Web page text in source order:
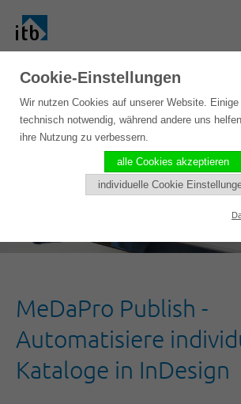
MeDaPro Publish -
Automatisiere
Kataloge in InDesign
Cookie-Einstellungen
Wir nutzen Cookies auf unserer Website.
technisch notwendig, während andere uns
ihre Nutzung zu verbessern.
alle Cookies akzeptieren
individuelle Cookie